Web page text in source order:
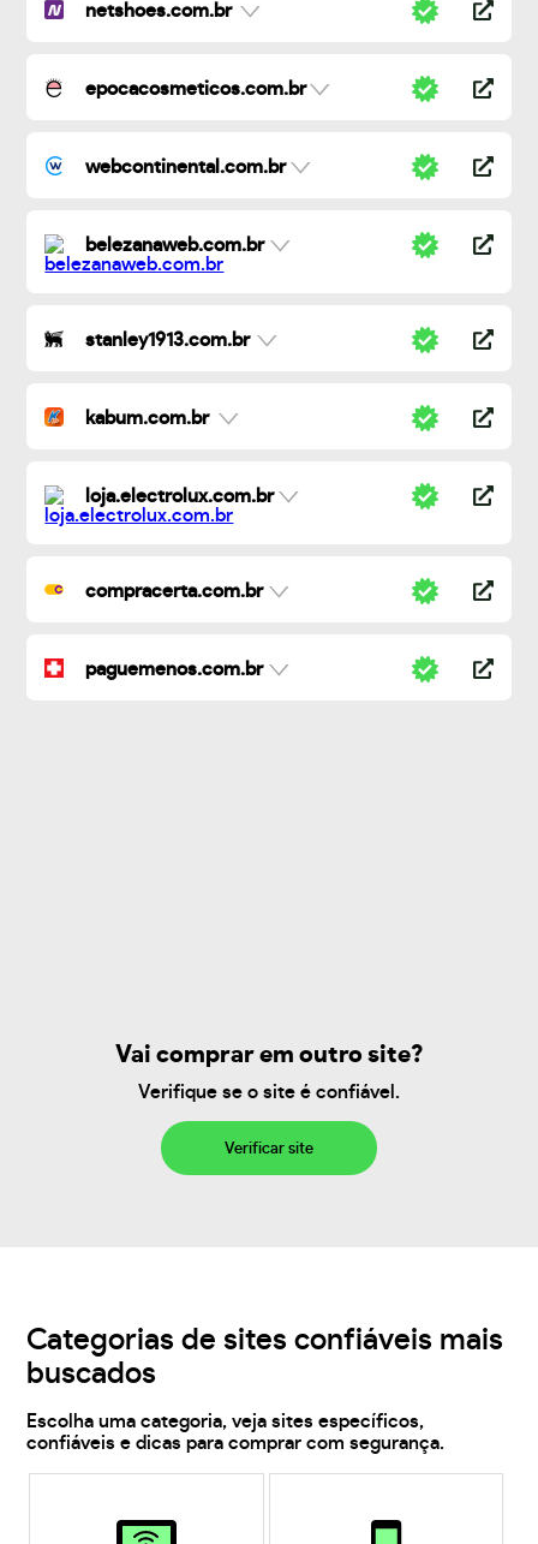
netshoes.com.br
epocacosmeticos.com.br
webcontinental.com.br
belezanaweb.com.br
stanley1913.com.br
kabum.com.br
loja.electrolux.com.br
compracerta.com.br
paguemenos.com.br
Vai comprar em outro site?
Verifique se o site é confiável.
Verificar site
Categorias de sites confiáveis mais
buscados
Escolha uma categoria, veja sites específicos,
confiáveis e dicas para comprar com segurança.